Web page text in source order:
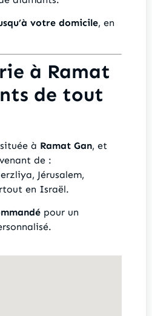
votre domicile, en
à Ramat
de tout
à Ramat Gan, et
de :
Jérusalem,
en Israël.
pour un